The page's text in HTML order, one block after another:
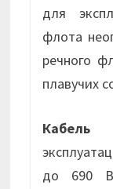
для
флота
речного
плавучих
Кабель
до 690